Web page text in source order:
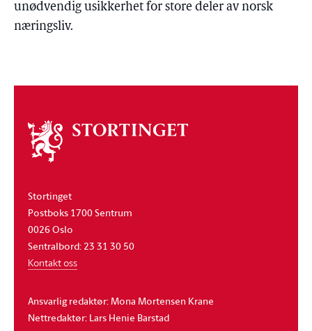
unødvendig usikkerhet for store deler av norsk
næringsliv.
Om
stortinget
Stortinget
Postboks 1700 Sentrum
0026 Oslo
Sentralbord: 23 31 30 50
Kontakt oss
Ansvarlig redaktør: Mona Mortensen Krane
Nettredaktør: Lars Henie Barstad